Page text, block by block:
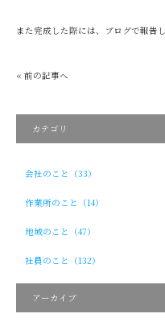
また完成した際には、ブログで報告
« 前の記事へ
カテゴリ
会社のこと（33）
作業所のこと（14）
地域のこと（47）
社員のこと（132）
アーカイブ